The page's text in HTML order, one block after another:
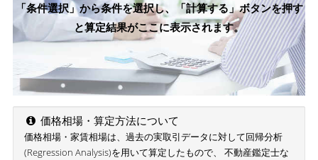
「条件選択」から条件を選択し、「計算する」ボタンを押す
と算定結果がここに表示されます。
価格相場・算定方法について
価格相場・家賃相場は、過去の実取引データに対して回帰分析
(Regression Analysis)を用いて算定したもので、 不動産鑑定士な